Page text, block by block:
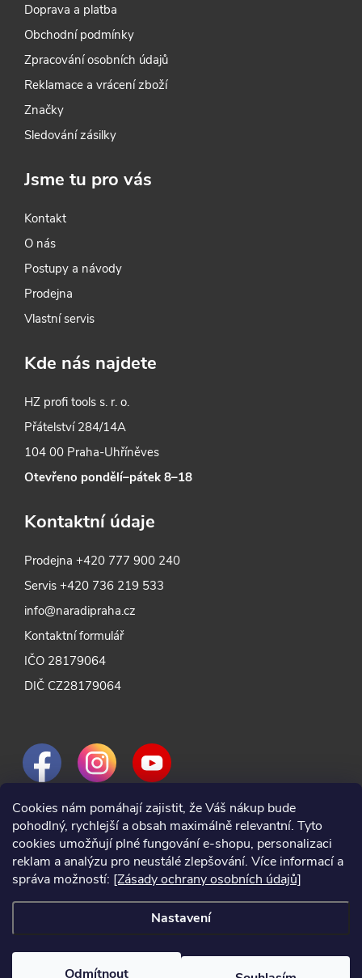
Cookies nám pomáhají zajistit, že Váš nákup bude
pohodlný, rychlejší a obsah maximálně relevantní. Tyto
cookies umožňují plné fungování e-shopu, personalizaci
reklam a analýzu pro neustálé zlepšování. Více informací a
správa možností: [Zásady ochrany osobních údajů]
Nastavení
Odmítnout
ovlivnit kvalitu ostření.
Doprava a platba
Obchodní podmínky
Zpracování osobních údajů
Reklamace a vrácení zboží
Značky
Sledování zásilky
Jsme tu pro vás
Kontakt
O nás
Postupy a návody
Prodejna
Vlastní servis
Kde nás najdete
HZ profi tools s. r. o.
Přátelství 284/14A
104 00 Praha-Uhříněves
Otevřeno pondělí–pátek 8–18
Kontaktní údaje
Prodejna+420 777 900 240
Servis+420 736 219 533
info@naradipraha.cz
Kontaktní formulář
IČO 28179064
DIČ CZ28179064